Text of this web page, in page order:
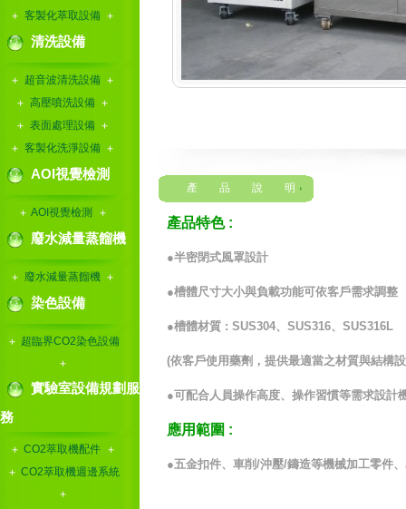
客製化萃取設備
清洗設備
超音波清洗設備
高壓噴洗設備
表面處理設備
客製化洗淨設備
AOI視覺檢測
AOI視覺檢測
廢水減量蒸餾機
廢水減量蒸餾機
染色設備
超臨界CO2染色設備
實驗室設備規劃服
務
CO2萃取機配件
CO2萃取機週邊系統
產 品 說 明
產品特色:
●半密閉式風罩設計
●槽體尺寸大小與負載功能可依客戶需求調整
●槽體材質 : SUS304、 SUS316、 SUS316L
(依客戶使用藥劑，提供最適當之材質與結構
●可配合人員操作高度、操作習慣等需求設計
應用範圍 :
●五金扣件、車削/沖壓/鑄造等機械加工零件